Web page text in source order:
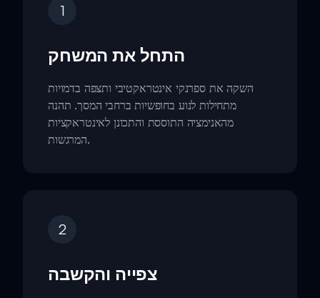
1
התחל את המשחק
השקה את ספרנקי אינטראקטיבי ותצפה בדמויות
מתחילות לנוע בחופשיות ברחבי המסך. תהנה
מהאנימציה התוססת והתכונן לאינטראקציות
המרגשות.
2
צפייה והקשבה